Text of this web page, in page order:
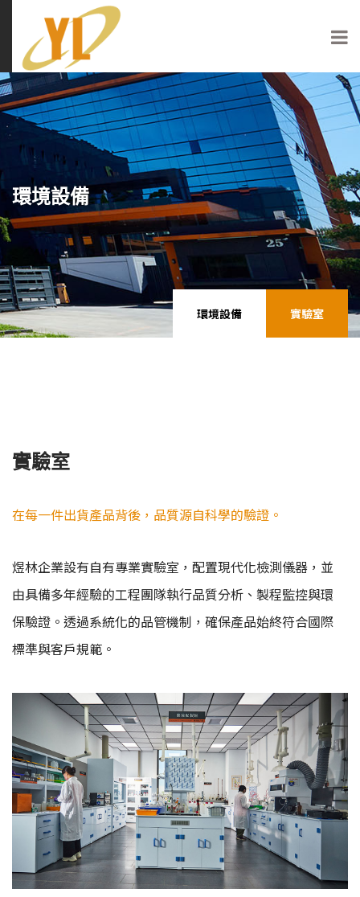
環境設備
環境設備 實驗室
實驗室
在每一件出貨產品背後，品質源自科學的驗證。
煜林企業設有自有專業實驗室，配置現代化檢測儀器，並
由具備多年經驗的工程團隊執行品質分析、製程監控與環
保驗證。透過系統化的品管機制，確保產品始終符合國際
標準與客戶規範。